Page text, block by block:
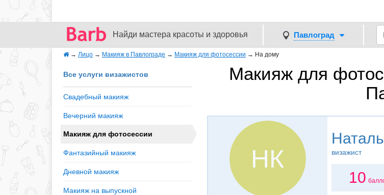
Найди мастера красоты и здоровья Павлоград
→ Лицо → Макияж в Павлограде → Макияж для фотосессии → На дому
Макияж для
Все услуги визажистов
Свадебный макияж
Вечерний макияж
Макияж для фотосессии
Фантазийный макияж
Дневной макияж
Макияж на выпускной
НК визажист
10